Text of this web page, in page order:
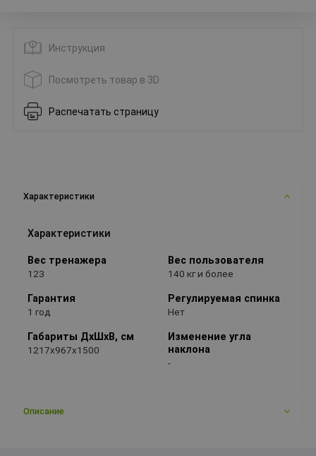
Инструкция
Посмотреть товар в 3D
Распечатать страницу
Характеристики
Характеристики
Вес тренажера
123
Гарантия
1 год
Габариты ДхШхВ, см
1217x967x1500
Вес пользователя
140 кг и более
Регулируемая спинка
Нет
Изменение угла
наклона
-
Описание